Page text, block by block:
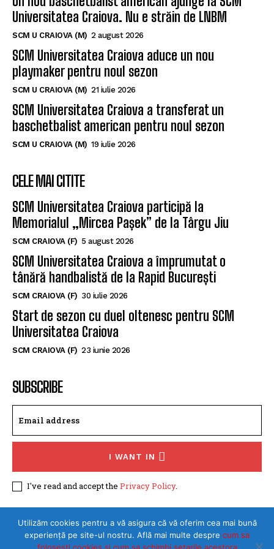
ULTIMELE ȘTIRI
Un nou baschetbalist american ajunge la SCM
Universitatea Craiova. Nu e străin de LNBM
SCM U CRAIOVA (M) 2 august 2026
SCM Universitatea Craiova aduce un nou
playmaker pentru noul sezon
SCM U CRAIOVA (M) 21 iulie 2026
SCM Universitatea Craiova a transferat un
SCM U CRAIOVA (M)
CELE MAI CITITE
SCM Universitatea Craiova participă la
Memorialul „Mircea Pașek” de la Târgu Jiu
SCM CRAIOVA (F) 5 august 2026
SCM Universitatea Craiova a împrumutat o
tânără handbalistă de la Rapid București
SCM CRAIOVA (F) 30 iulie 2026
Start de sezon cu duel oltenesc pentru SCM
SCM CRAIOVA (F)
SUBSCRIBE
I WANT IN
I've read and accept thePrivacy Policy.
Utilizăm cookies pentru a vă asigura că vă oferim cea mai bună
experiență pe site-ul nostru. Află mai multe despre cum sa